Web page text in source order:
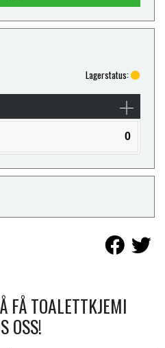
Lagerstatus:
0
FÅ TOALETTKJEMI
OSS!